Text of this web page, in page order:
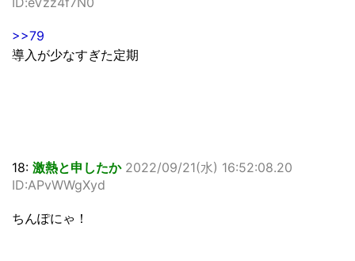
>>79
導入が少なすぎた定期
18: 激熱と申したか 2022/09/21(水) 16:52:08.20
ID:APvWWgXyd
ちんぽにゃ！